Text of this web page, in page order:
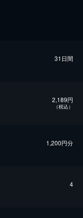
31日間
2,189円
（税込）
1,200円分
4